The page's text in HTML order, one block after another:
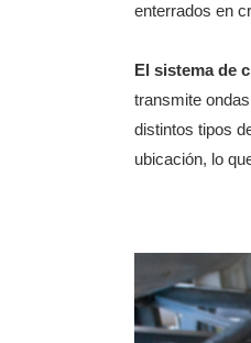
enterrados en
El sistema de
transmite
distintos tipos
ubicación, lo